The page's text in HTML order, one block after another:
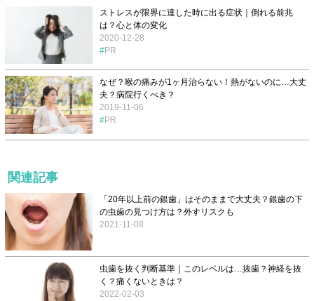
ストレスが限界に達した時に出る症状｜倒れる前兆
は？心と体の変化
2020-12-28
PR
なぜ？喉の痛みが1ヶ月治らない！熱がないのに…大丈
夫？病院行くべき？
2019-11-06
PR
関連記事
「20年以上前の銀歯」はそのままで大丈夫？銀歯の下
の虫歯の見つけ方は？外すリスクも
2021-11-08
虫歯を抜く判断基準｜このレベルは…抜歯？神経を抜
く？痛くないときは？
2022-02-03